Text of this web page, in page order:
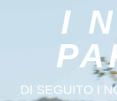
I
DI SEGUITO I